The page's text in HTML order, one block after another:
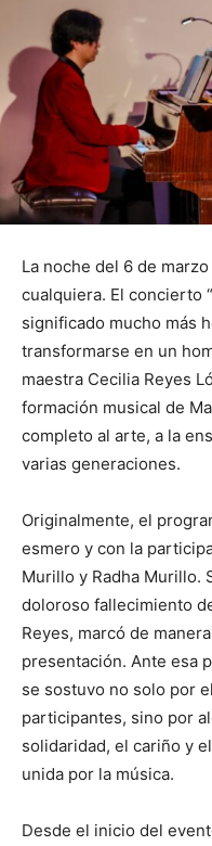
La noche del 6 de
cualquiera. El concierto
significado mucho más
transformarse en un
maestra Cecilia Reyes
formación musical de
completo al arte, a la
varias generaciones.
Originalmente, el
esmero y con la
Murillo y Radha Murillo.
doloroso fallecimiento
Reyes, marcó de
presentación. Ante esa
se sostuvo no solo por
participantes, sino por
solidaridad, el cariño y
unida por la música.
Desde el inicio del